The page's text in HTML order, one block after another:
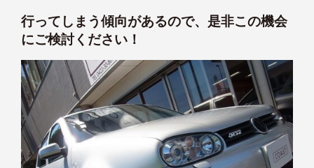
行ってしまう傾向があるので、是非この機会
にご検討ください！